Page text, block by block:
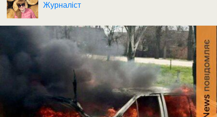
Журналіст